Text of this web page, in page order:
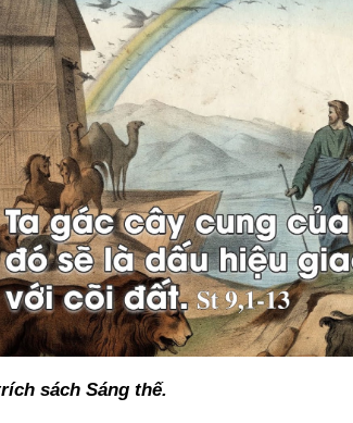
sách Sáng thế.